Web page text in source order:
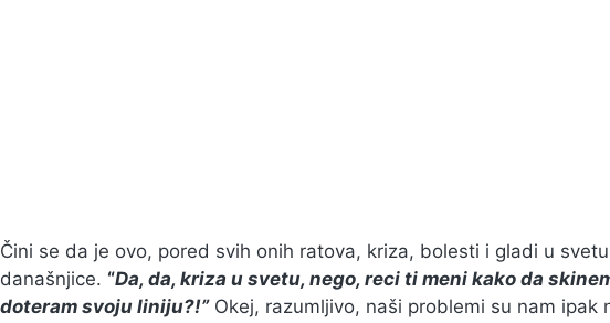
Čini se da je ovo, pored svih onih ratova, kriza, bolesti i gladi u
današnjice. “Da, da, kriza u svetu, nego, reci ti meni kako da
doteram svoju liniju?!”Okej, razumljivo, naši problemi su nam ipak